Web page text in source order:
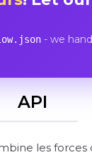
- we
API
les